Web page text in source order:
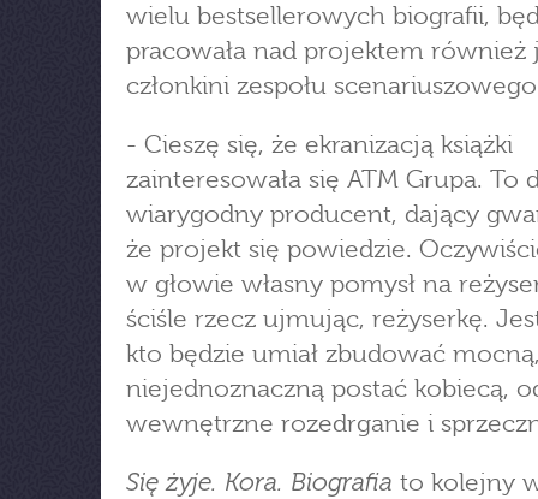
wielu bestsellerowych biografii,
pracowała nad projektem również
członkini zespołu
- Cieszę się, że ekranizacją książki
zainteresowała się ATM Grupa. To
wiarygodny producent, dający
że projekt się powiedzie.
w głowie własny pomysł na
ściśle rzecz ujmując, reżyserkę.
kto będzie umiał zbudować
niejednoznaczną postać kobiecą,
wewnętrzne rozedrganie i
Się żyje. Kora. Biografia to kolejny